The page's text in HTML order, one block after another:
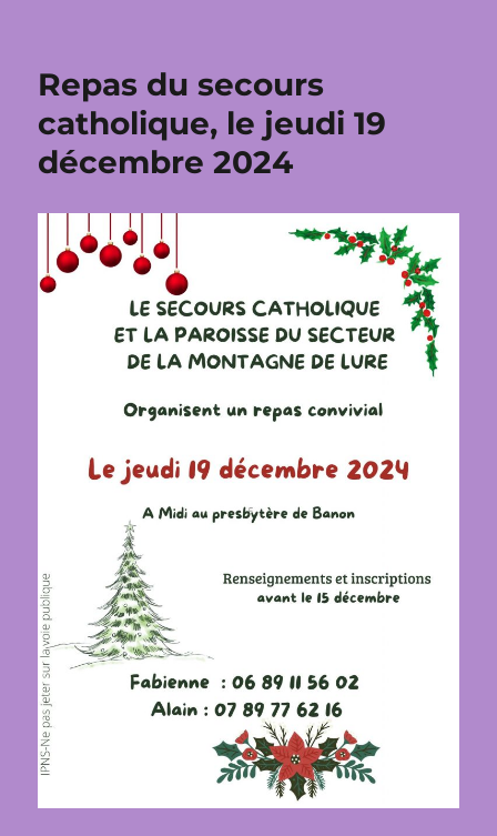
Repas du secours
catholique, le jeudi 19
décembre 2024